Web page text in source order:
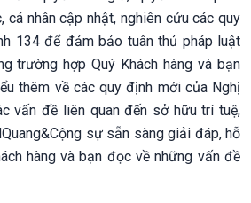
cá nhân cập nhật, nghiên cứu các quy
134 để đảm bảo tuân thủ pháp luật
trường hợp Quý Khách hàng và bạn
thêm về các quy định mới của Nghị
vấn đề liên quan đến sở hữu trí tuệ,
sự sẵn sàng giải đáp, hỗ
hàng và bạn đọc về những vấn đề